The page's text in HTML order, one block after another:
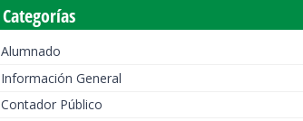
Categorías
Alumnado
Información General
Contador Público